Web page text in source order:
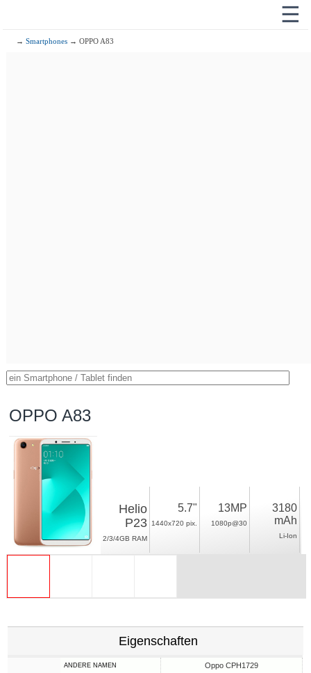
☰
→Smartphones → OPPO A83
OPPO A83
Helio
P23
2/3/4GB RAM
5.7"
1440x720 pix.
13MP
1080p@30
3180
mAh
Li-Ion
Eigenschaften
ANDERE NAMEN Oppo CPH1729